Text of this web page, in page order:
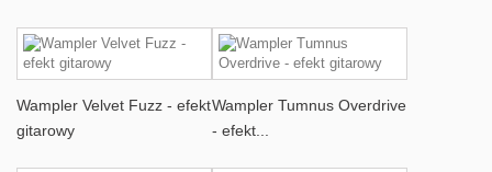
Wampler Velvet Fuzz - efekt
gitarowy
Wampler Tumnus Overdrive
- efekt...